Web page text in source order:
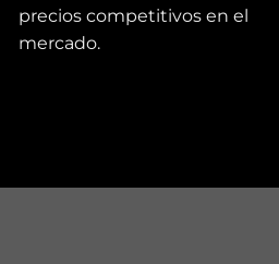
precios competitivos en el
mercado.